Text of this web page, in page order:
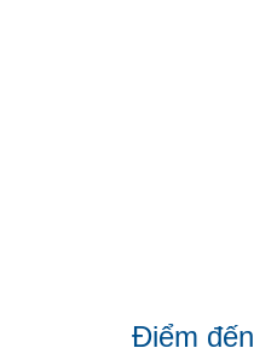
Điểm